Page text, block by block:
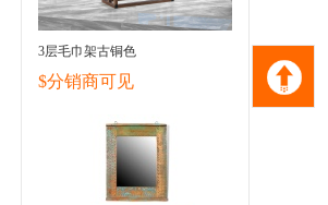
3层毛巾架古铜色
$分销商可见